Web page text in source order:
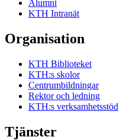
Alumni
KTH Intranät
Organisation
KTH Biblioteket
KTH:s skolor
Centrumbildningar
Rektor och ledning
KTH:s verksamhetsstöd
Tjänster